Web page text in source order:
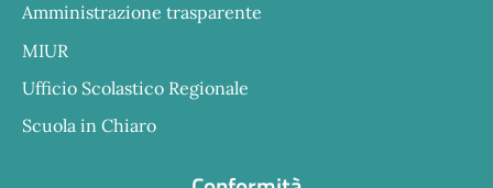
Amministrazione trasparente
MIUR
Ufficio Scolastico Regionale
Scuola in Chiaro